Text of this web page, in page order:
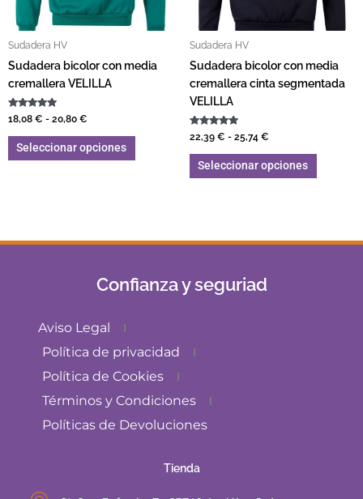
Sudadera HV
Sudadera bicolor con media
cremallera VELILLA
Valorado con
5.00
de 5
18,08 € - 20,80 €
Seleccionar opciones
Sudadera HV
Sudadera bicolor con media
cremallera cinta segmentada
VELILLA
Valorado con
5.00
de 5
22,39 € - 25,74 €
Seleccionar opciones
Confianza y seguriad
Aviso Legal
Política de privacidad
Política de Cookies
Términos y Condiciones
Políticas de Devoluciones
Tienda